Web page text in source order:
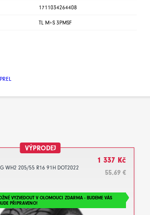
1711034264408
TL M+S 3PMSF
VÝPRODEJ
WH2 205/55 R16 91H DOT2022
1 337 Kč
55.69 €
VYZVEDOUT V OLOMOUCI ZDARMA - BUDEME VÁS
PŘIPRAVENO!